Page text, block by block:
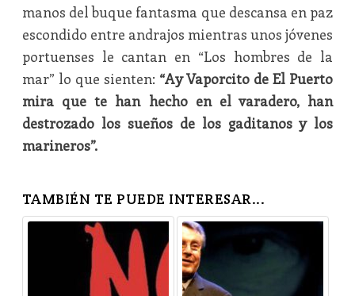
manos del buque fantasma que descansa en paz
escondido entre andrajos mientras unos jóvenes
portuenses le cantan en “Los hombres de la
mar” lo que sienten: “Ay Vaporcito de El Puerto
mira que te han hecho en el varadero, han
destrozado los sueños de los gaditanos y los
marineros”.
TAMBIÉN TE PUEDE INTERESAR...